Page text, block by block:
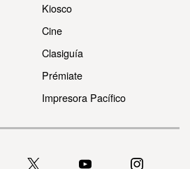
Kiosco
Cine
Clasiguía
Prémiate
Impresora Pacífico